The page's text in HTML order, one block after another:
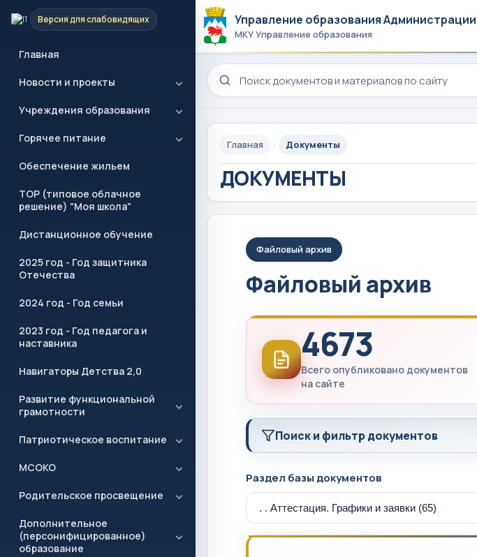
Версия для слабовидящих
Главная
Новости и проекты
Учреждения образования
Горячее питание
Обеспечение жильем
ТОР (типовое облачное
решение) "Моя школа"
Дистанционное обучение
2025 год - Год защитника
Отечества
2024 год - Год семьи
2023 год - Год педагога и
наставника
Навигаторы Детства 2,0
Развитие функциональной
грамотности
Патриотическое воспитание
МСОКО
Родительское просвещение
Дополнительное
(персонифицированное)
образование
Управление образования
МКУ Управление образования
Поиск по сайту
Главная Документы
ДОКУМЕНТЫ
Файловый архив
Файловый архив
4673
Всего опубликовано документов
на сайте
Поиск и фильтр документов
Раздел базы документов